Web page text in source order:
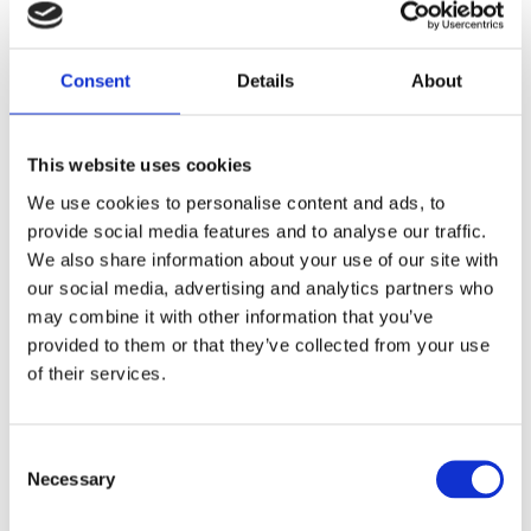
Consent Details About
This website uses cookies
We use cookies to personalise content and ads, to
provide social media features and to analyse our traffic.
We also share information about your use of our site with
our social media, advertising and analytics partners who
may combine it with other information that you’ve
provided to them or that they’ve collected from your use
of their services.
Selection
Necessary
Kuvertlakan
Percale Grå
105x200cm
319,00
KÖP
Kuvertlakan
Percale Vit
140x200cm
369,00
KÖP